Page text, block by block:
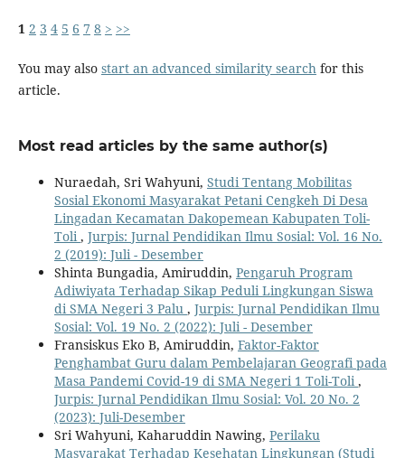
1 2 3 4 5 6 7 8 > >>
You may also start an advanced similarity search for this
article.
Most read articles by the same author(s)
Nuraedah, Sri Wahyuni, Studi Tentang Mobilitas
Sosial Ekonomi Masyarakat Petani Cengkeh Di Desa
Lingadan Kecamatan Dakopemean Kabupaten Toli-
Toli , Jurpis: Jurnal Pendidikan Ilmu Sosial: Vol. 16 No.
2 (2019): Juli - Desember
Shinta Bungadia, Amiruddin, Pengaruh Program
Adiwiyata Terhadap Sikap Peduli Lingkungan Siswa
di SMA Negeri 3 Palu , Jurpis: Jurnal Pendidikan Ilmu
Sosial: Vol. 19 No. 2 (2022): Juli - Desember
Fransiskus Eko B, Amiruddin, Faktor-Faktor
Penghambat Guru dalam Pembelajaran Geografi pada
Masa Pandemi Covid-19 di SMA Negeri 1 Toli-Toli ,
Jurpis: Jurnal Pendidikan Ilmu Sosial: Vol. 20 No. 2
(2023): Juli-Desember
Sri Wahyuni, Kaharuddin Nawing, Perilaku
Masyarakat Terhadap Kesehatan Lingkungan (Studi